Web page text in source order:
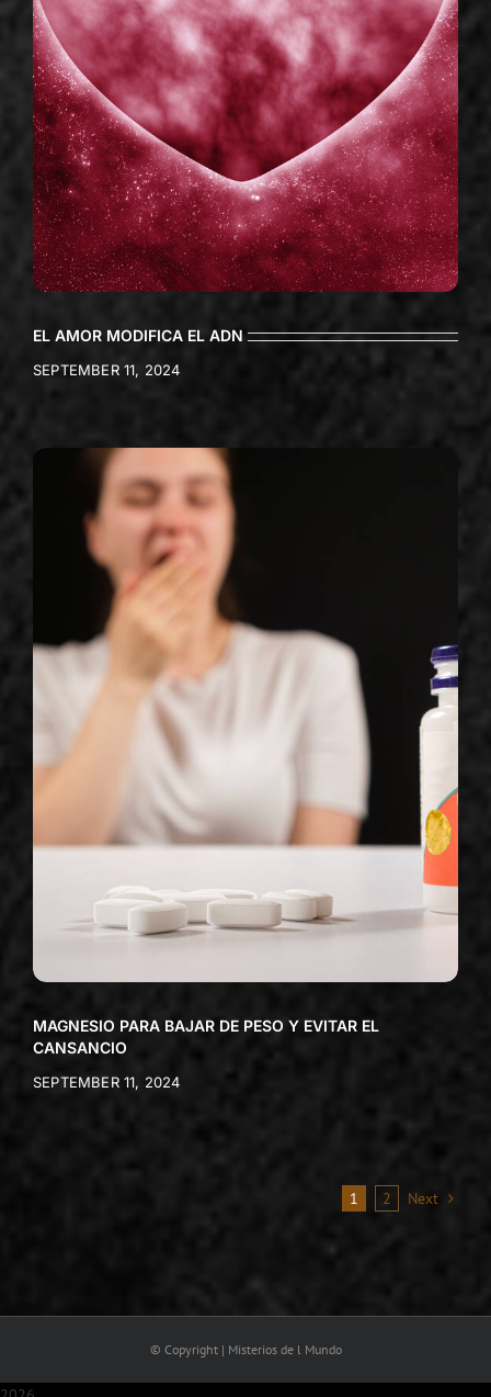
EL AMOR MODIFICA EL ADN
SEPTEMBER 11, 2024
MAGNESIO PARA BAJAR DE PESO Y EVITAR EL
CANSANCIO
SEPTEMBER 11, 2024
1 2 Next
© Copyright | Misterios de l Mundo